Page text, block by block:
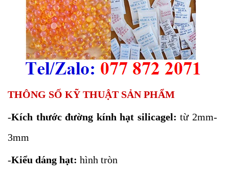
THÔNG SỐ KỸ THUẬT SẢN PHẨM
-Kích thước đường kính hạt silicagel:từ 2mm-
3mm
-Kiểu dáng hạt: hình tròn